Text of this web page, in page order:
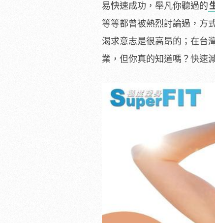
易快速成功，舉凡你聽過的
等等都曾被熱烈討論過，方
渴求意志是很高昂的；在台
業，但你真的知道嗎？快速